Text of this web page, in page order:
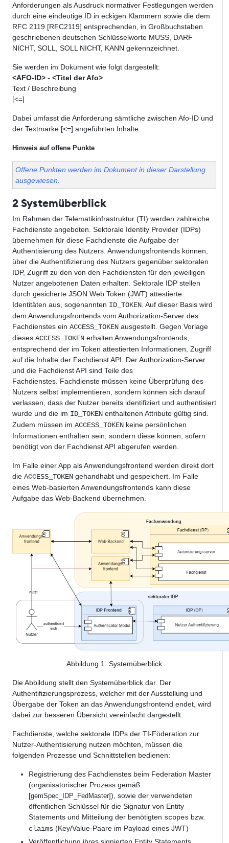
Anforderungen als Ausdruck normativer Festlegungen werden
durch eine eindeutige ID in eckigen Klammern sowie die dem
RFC 2119 [RFC2119] entsprechenden, in Großbuchstaben
geschriebenen deutschen Schlüsselworte MUSS, DARF
NICHT, SOLL, SOLL NICHT, KANN gekennzeichnet.
Sie werden im Dokument wie folgt dargestellt:
<AFO-ID> - <Titel der Afo>
Text / Beschreibung
[<=]
Dabei umfasst die Anforderung sämtliche zwischen Afo-ID und
der Textmarke [<=] angeführten Inhalte.
Hinweis auf offene Punkte
Offene Punkten werden im Dokument in dieser Darstellung
ausgewiesen.
2 Systemüberblick
Im Rahmen der Telematikinfrastruktur (TI) werden zahlreiche
Fachdienste angeboten. Sektorale Identity Provider (IDPs)
übernehmen für diese Fachdienste die Aufgabe der
Authentisierung des Nutzers. Anwendungsfrontends können,
über die Authentifizierung des Nutzers gegenüber sektoralen
IDP, Zugriff zu den von den Fachdiensten für den jeweiligen
Nutzer angebotenen Daten erhalten. Sektorale IDP stellen
durch gesicherte JSON Web Token (JWT) attestierte
Identitäten aus, sogenannten ID_TOKEN . Auf dieser Basis wird
dem Anwendungsfrontends vom Authorization-Server des
Fachdienstes ein ACCESS_TOKEN ausgestellt. Gegen Vorlage
dieses ACCESS_TOKEN erhalten Anwendungsfrontends,
entsprechend der im Token attestierten Informationen, Zugriff
auf die Inhalte der Fachdienst API. Der Authorization-Server
und die Fachdienst API sind Teile des
Fachdienstes. Fachdienste müssen keine Überprüfung des
Nutzers selbst implementieren, sondern können sich darauf
verlassen, dass der Nutzer bereits identifiziert und authentisiert
wurde und die im ID_TOKEN enthaltenen Attribute gültig sind.
Zudem müssen im ACCESS_TOKEN keine persönlichen
Informationen enthalten sein, sondern diese können, sofern
benötigt von der Fachdienst API abgerufen werden.
Im Falle einer App als Anwendungsfrontend werden direkt dort
die ACCESS_TOKEN gehandhabt und gespeichert. Im Falle
eines Web-basierten Anwendungsfrontends kann diese
Aufgabe das Web-Backend übernehmen.
Abbildung 1 : Systemüberblick
Die Abbildung stellt den Systemüberblick dar. Der
Authentifizierungsprozess, welcher mit der Ausstellung und
Übergabe der Token an das Anwendungsfrontend endet, wird
dabei zur besseren Übersicht vereinfacht dargestellt.
Fachdienste, welche sektorale IDPs der TI-Föderation zur
Nutzer-Authentisierung nutzen möchten, müssen die
folgenden Prozesse und Schnittstellen bedienen:
Registrierung des Fachdienstes beim Federation Master
(organisatorischer Prozess gemäß
[gemSpec_IDP_FedMaster]), sowie der verwendeten
öffentlichen Schlüssel für die Signatur von Entity
Statements und Mitteilung der benötigten scopes bzw.
claims (Key/Value-Paare im Payload eines JWT)
Veröffentlichung ihres signierten Entity Statements